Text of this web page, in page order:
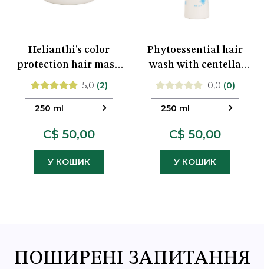
Helianthi’s color
protection hair mask
with heliogenol
5,0 (2)
250 ml
C$ 50,00
У КОШИК
Phytoessential hair
wash with centella
asiatica stem cells
0,0 (0)
250 ml
C$ 50,00
У КОШИК
ПОШИРЕНІ ЗАПИТАННЯ